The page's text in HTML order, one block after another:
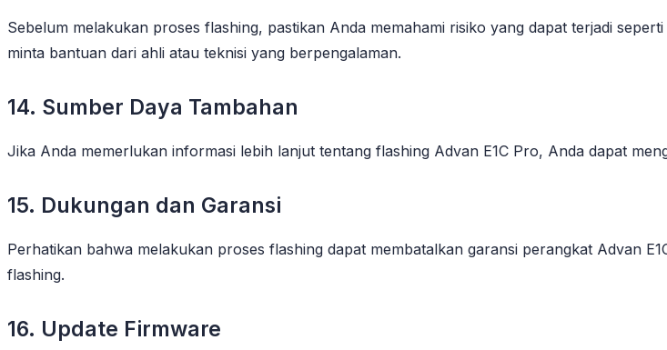
Sebelum melakukan proses flashing, pastikan Anda memahami risiko yang dapat terjadi
minta bantuan dari ahli atau teknisi yang berpengalaman.
14. Sumber Daya Tambahan
Jika Anda memerlukan informasi lebih lanjut tentang flashing Advan E1C Pro, Anda dapat
15. Dukungan dan Garansi
Perhatikan bahwa melakukan proses flashing dapat membatalkan garansi perangkat Advan
flashing.
16. Update Firmware